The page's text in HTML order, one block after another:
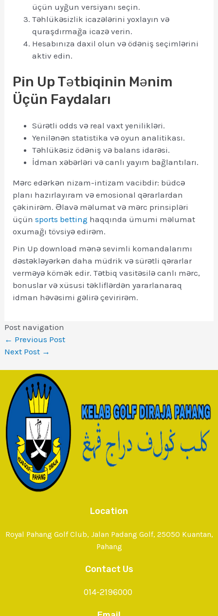
üçün uyğun versiyanı seçin.
Təhlükəsizlik icazələrini yoxlayın və
quraşdırmağa icazə verin.
Hesabınıza daxil olun və ödəniş seçimlərini
aktiv edin.
Pin Up Tətbiqinin Mənim
Üçün Faydaları
Sürətli odds və real vaxt yenilikləri.
Yenilənən statistika və oyun analitikası.
Təhlükəsiz ödəniş və balans idarəsi.
İdman xəbərləri və canlı yayım bağlantıları.
Mərc edərkən nizam-intizam vacibdir: büdcə
planı hazırlayıram və emosional qərarlardan
çəkinirəm. Əlavə məlumat və mərc prinsipləri
üçünsports betting haqqında ümumi məlumat
oxumağı tövsiyə edirəm.
Pin Up download mənə sevimli komandalarımı
dəstəkləyərkən daha müdrik və sürətli qərarlar
verməyə kömək edir. Tətbiq vasitəsilə canlı mərc,
bonuslar və xüsusi təkliflərdən yararlanaraq
idman həvəsimi gəlirə çevirirəm.
Post navigation
← Previous Post
Next Post →
Location
Royal Pahang Golf Club, Jalan Padang Golf, 25050 Kuantan,
Pahang
Contact Us
014-2196000